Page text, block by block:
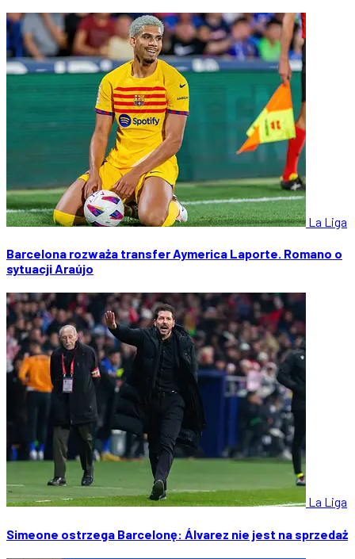
La Liga
Barcelona rozważa transfer Aymerica Laporte. Romano o
sytuacji Araújo
La Liga
Simeone ostrzega Barcelonę: Álvarez nie jest na sprzedaż